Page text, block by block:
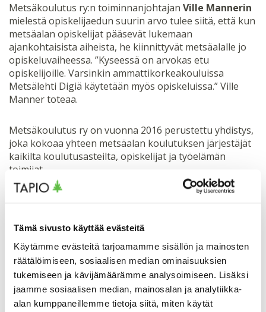
Tämä sivusto käyttää evästeitä
Käytämme evästeitä tarjoamamme sisällön ja mainosten
räätälöimiseen, sosiaalisen median ominaisuuksien
tukemiseen ja kävijämäärämme analysoimiseen. Lisäksi
jaamme sosiaalisen median, mainosalan ja analytiikka-
alan kumppaneillemme tietoja siitä, miten käytät
Metsäkoulutus ry:n toiminnanjohtajan Ville Mannerin
mielestä opiskelijaedun suurin arvo tulee siitä, että kun
metsäalan opiskelijat pääsevät lukemaan
ajankohtaisista aiheista, he kiinnittyvät metsäalalle jo
opiskeluvaiheessa. ”Kyseessä on arvokas etu
opiskelijoille. Varsinkin ammattikorkeakouluissa
Metsälehti Digiä käytetään myös opiskeluissa.” Ville
Manner toteaa.
Metsäkoulutus ry on vuonna 2016 perustettu yhdistys,
joka kokoaa yhteen metsäalan koulutuksen järjestäjät
kaikilta koulutusasteilta, opiskelijat ja työelämän
toimijat.